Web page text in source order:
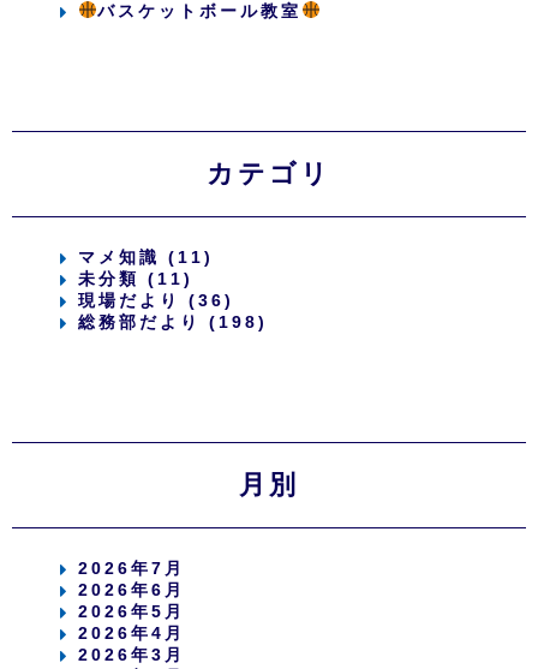
バスケットボール教室
カテゴリ
マメ知識 (11)
未分類 (11)
現場だより (36)
総務部だより (198)
月別
2026年7月
2026年6月
2026年5月
2026年4月
2026年3月